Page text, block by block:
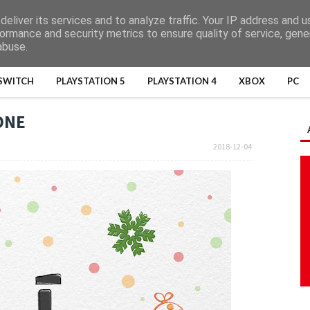
PLAYSTATION 5 PLAYSTATION 4 XBOX PC
2018-12-04
its services and to analyze traffic. Your IP address and
and security metrics to ensure quality of service,